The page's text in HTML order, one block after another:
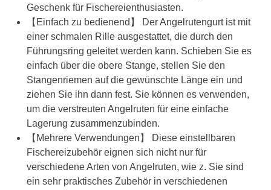
Geschenk für Fischereienthusiasten.
【Einfach zu bedienend】 Der Angelrutengurt ist mit
einer schmalen Rille ausgestattet, die durch den
Führungsring geleitet werden kann. Schieben Sie es
einfach über die obere Stange, stellen Sie den
Stangenriemen auf die gewünschte Länge ein und
ziehen Sie ihn dann fest. Sie können es verwenden,
um die verstreuten Angelruten für eine einfache
Lagerung zusammenzubinden.
【Mehrere Verwendungen】 Diese einstellbaren
Fischereizubehör eignen sich nicht nur für
verschiedene Arten von Angelruten, wie z. Sie sind
ein sehr praktisches Zubehör in verschiedenen